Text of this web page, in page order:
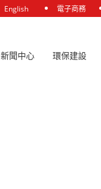
English 電子商務
新聞中心 環保建設